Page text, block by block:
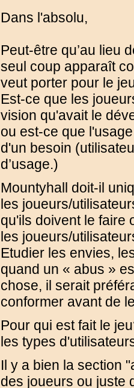
Dans l'absolu,
Peut-être qu’au lieu
seul coup apparaît
veut porter pour le
Est-ce que les
vision qu'avait le
ou est-ce que
d'un besoin
d’usage.)
Mountyhall doit-il
les joueurs/
qu'ils doivent le faire
les joueurs/
Etudier les envies,
quand un « abus »
chose, il serait
conformer avant de
Pour qui est fait le
les types
Il y a bien la section
des joueurs ou juste